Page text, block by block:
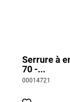
Serrure à
70 -...
00014721